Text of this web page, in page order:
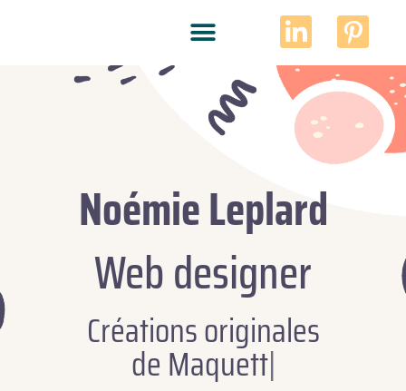
Noémie Leplard
Web designer
Créations originales
|